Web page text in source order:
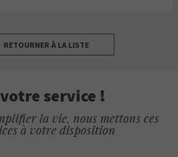
RETOURNER À LA LISTE
service !
la vie, nous mettons ces
à votre disposition